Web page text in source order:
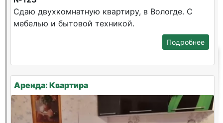
Сдаю двухкомнатную квартиру, в Вологде. С
мебелью и бытовой техникой.
Подробнее
Аренда: Квартира